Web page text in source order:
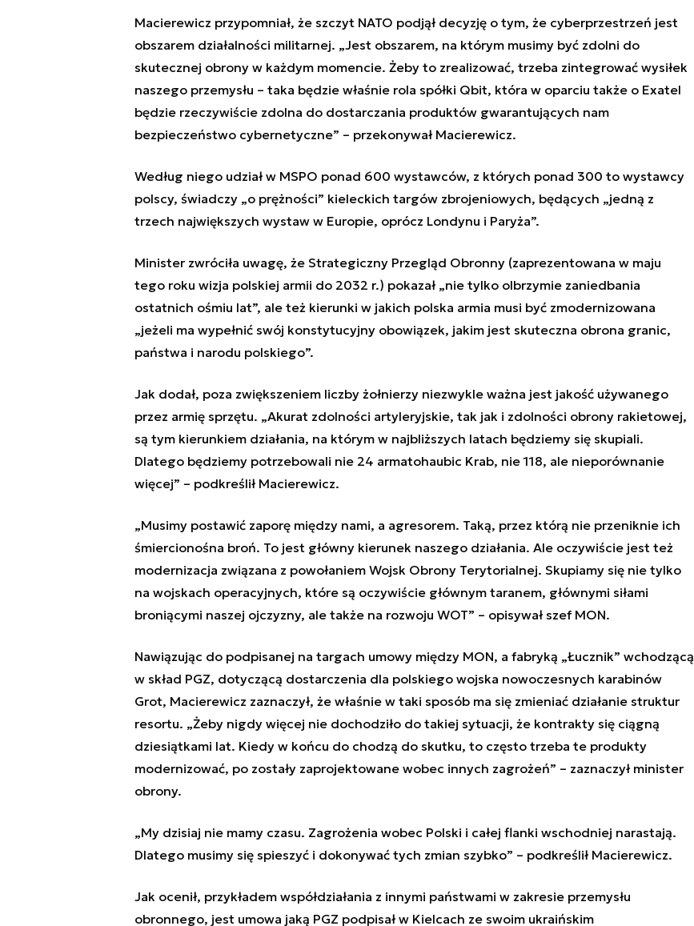
Macierewicz przypomniał, że szczyt NATO podjął decyzję o tym, że cyberprzestrzeń jest
obszarem działalności militarnej. „Jest obszarem, na którym musimy być zdolni do
skutecznej obrony w każdym momencie. Żeby to zrealizować, trzeba zintegrować wysiłek
naszego przemysłu – taka będzie właśnie rola spółki Qbit, która w oparciu także o Exatel
będzie rzeczywiście zdolna do dostarczania produktów gwarantujących nam
bezpieczeństwo cybernetyczne” – przekonywał Macierewicz.
Według niego udział w MSPO ponad 600 wystawców, z których ponad 300 to wystawcy
polscy, świadczy „o prężności” kieleckich targów zbrojeniowych, będących „jedną z
trzech największych wystaw w Europie, oprócz Londynu i Paryża”.
Minister zwróciła uwagę, że Strategiczny Przegląd Obronny (zaprezentowana w maju
tego roku wizja polskiej armii do 2032 r.) pokazał „nie tylko olbrzymie zaniedbania
ostatnich ośmiu lat”, ale też kierunki w jakich polska armia musi być zmodernizowana
„jeżeli ma wypełnić swój konstytucyjny obowiązek, jakim jest skuteczna obrona granic,
państwa i narodu polskiego”.
Jak dodał, poza zwiększeniem liczby żołnierzy niezwykle ważna jest jakość używanego
przez armię sprzętu. „Akurat zdolności artyleryjskie, tak jak i zdolności obrony rakietowej,
są tym kierunkiem działania, na którym w najbliższych latach będziemy się skupiali.
Dlatego będziemy potrzebowali nie 24 armatohaubic Krab, nie 118, ale nieporównanie
więcej” – podkreślił Macierewicz.
„Musimy postawić zaporę między nami, a agresorem. Taką, przez którą nie przeniknie ich
śmiercionośna broń. To jest główny kierunek naszego działania. Ale oczywiście jest też
modernizacja związana z powołaniem Wojsk Obrony Terytorialnej. Skupiamy się nie tylko
na wojskach operacyjnych, które są oczywiście głównym taranem, głównymi siłami
broniącymi naszej ojczyzny, ale także na rozwoju WOT” – opisywał szef MON.
Nawiązując do podpisanej na targach umowy między MON, a fabryką „Łucznik” wchodzącą
w skład PGZ, dotyczącą dostarczenia dla polskiego wojska nowoczesnych karabinów
Grot, Macierewicz zaznaczył, że właśnie w taki sposób ma się zmieniać działanie struktur
resortu. „Żeby nigdy więcej nie dochodziło do takiej sytuacji, że kontrakty się ciągną
dziesiątkami lat. Kiedy w końcu do chodzą do skutku, to często trzeba te produkty
modernizować, po zostały zaprojektowane wobec innych zagrożeń” – zaznaczył minister
obrony.
„My dzisiaj nie mamy czasu. Zagrożenia wobec Polski i całej flanki wschodniej narastają.
Dlatego musimy się spieszyć i dokonywać tych zmian szybko” – podkreślił Macierewicz.
Jak ocenił, przykładem współdziałania z innymi państwami w zakresie przemysłu
obronnego, jest umowa jaką PGZ podpisał w Kielcach ze swoim ukraińskim